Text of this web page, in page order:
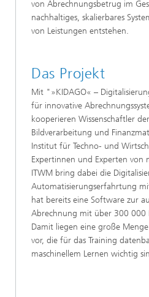
von Abrechnungsbetrug im
nachhaltiges, skalierbares
von Leistungen entstehen.
Das Projekt
Mit "»KIDAGO« –
für innovative
kooperieren Wissenschaftler
Bildverarbeitung und
Institut für Techno- und
Expertinnen und Experten von
ITWM bring dabei die
Automatisierungserfahrtung
hat bereits eine Software zur
Abrechnung mit über 300 000
Damit liegen eine große
vor, die für das Training
maschinellem Lernen wichtig